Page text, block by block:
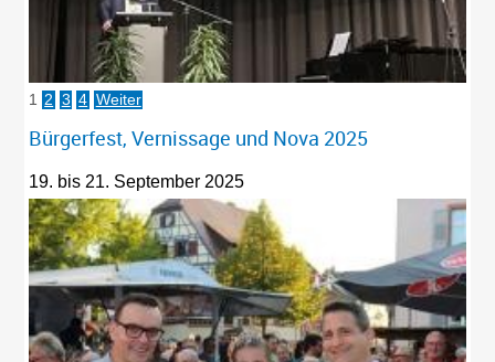
1 2 3 4 Weiter
Bürgerfest, Vernissage und Nova 2025
19. bis 21. September 2025